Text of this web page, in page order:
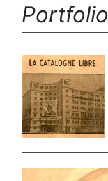
Portfolio